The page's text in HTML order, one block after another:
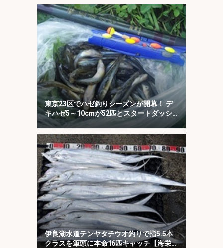
東京23区でハゼ釣りシーズンが開幕！ デ
キハゼ5～10cmが52匹とスタートダッシ
ュに成功
伊良湖水道テンヤタチウオ釣りで指5.5本
クラスを筆頭に本命16匹キャッチ【海栄